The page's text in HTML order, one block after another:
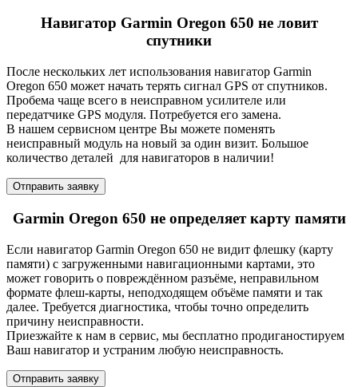
Навигатор Garmin Oregon 650 не ловит
спутники
После нескольких лет использования навигатор Garmin
Oregon 650 может начать терять сигнал GPS от спутников.
Пробема чаще всего в неисправном усилителе или
передатчике GPS модуля. Потребуется его замена.
В нашем сервисном центре Вы можете поменять
неисправный модуль на новый за один визит. Большое
количество деталей для навигаторов в наличии!
Отправить заявку
Garmin Oregon 650 не определяет карту памяти
Если навигатор Garmin Oregon 650 не видит флешку (карту
памяти) с загруженными навигационными картами, это
может говорить о повреждённом разъёме, неправильном
формате флеш-карты, неподходящем объёме памяти и так
далее. Требуется диагностика, чтобы точно определить
причину неисправности.
Приезжайте к нам в сервис, мы бесплатно продиганостируем
Ваш навигатор и устраним любую неисправность.
Отправить заявку